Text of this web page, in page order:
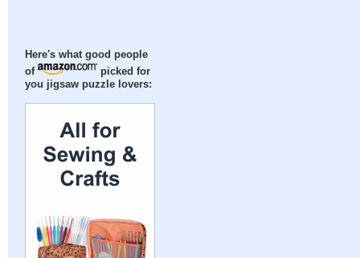
Here's what good people
of
picked for
you jigsaw puzzle lovers: